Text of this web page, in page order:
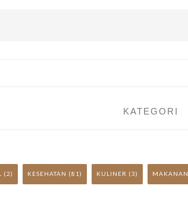
KATEGORI
(2) KESEHATAN (81) KULINER (3) MAKANAN